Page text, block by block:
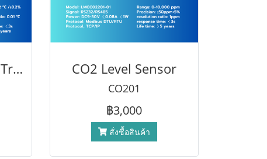
Temp & Humidity Transmitter CO2 Level Sensor
CO201
฿3,000
สั่งซื้อสินค้า